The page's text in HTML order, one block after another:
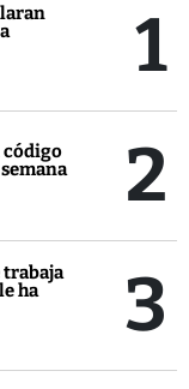
1
código
2
trabaja
ha
3